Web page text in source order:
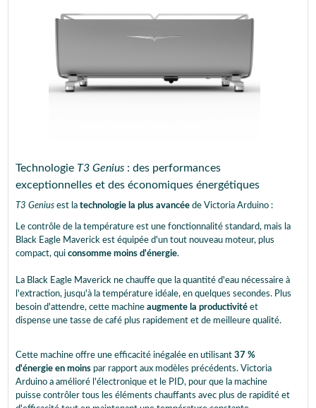
Technologie T3 Genius : des performances
exceptionnelles et des économiques énergétiques
T3 Genius est la technologie la plus avancée de Victoria Arduino :
Le contrôle de la température est une fonctionnalité standard, mais la
Black Eagle Maverick est équipée d'un tout nouveau moteur, plus
compact, qui consomme moins d'énergie.
La Black Eagle Maverick ne chauffe que la quantité d'eau nécessaire à
l'extraction, jusqu'à la température idéale, en quelques secondes. Plus
besoin d'attendre, cette machine augmente la productivité et
dispense une tasse de café plus rapidement et de meilleure qualité.
Cette machine offre une efficacité inégalée en utilisant 37 %
d'énergie en moins par rapport aux modèles précédents. Victoria
Arduino a amélioré l'électronique et le PID, pour que la machine
puisse contrôler tous les éléments chauffants avec plus de rapidité et